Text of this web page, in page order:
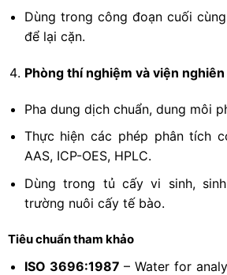
Dùng trong công đoạn cuối
để lại cặn.
Phòng thí nghiệm và viện
Pha dung dịch chuẩn, dung môi
Thực hiện các phép phân tích
AAS, ICP-OES, HPLC.
Dùng trong tủ cấy vi sinh,
trường nuôi cấy tế bào.
Tiêu chuẩn tham khảo
ISO 3696:1987 – Water for